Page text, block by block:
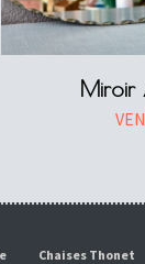
Miroir
Chaises Thonet